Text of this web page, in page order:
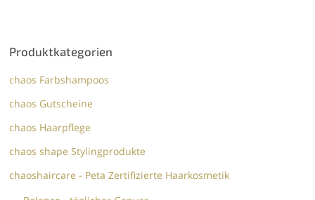
Produktkategorien
chaos Farbshampoos
chaos Gutscheine
chaos Haarpflege
chaos shape Stylingprodukte
chaoshaircare - Peta Zertifizierte Haarkosmetik